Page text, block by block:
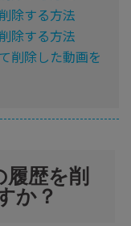
除する方法
除する方法
削除した動画を
歴を削
か？